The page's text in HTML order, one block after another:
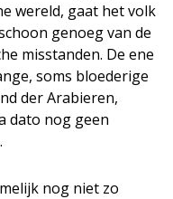
wereld, gaat het volk
genoeg van de
misstanden. De ene
soms bloederige
der Arabieren,
dato nog geen
nog niet zo